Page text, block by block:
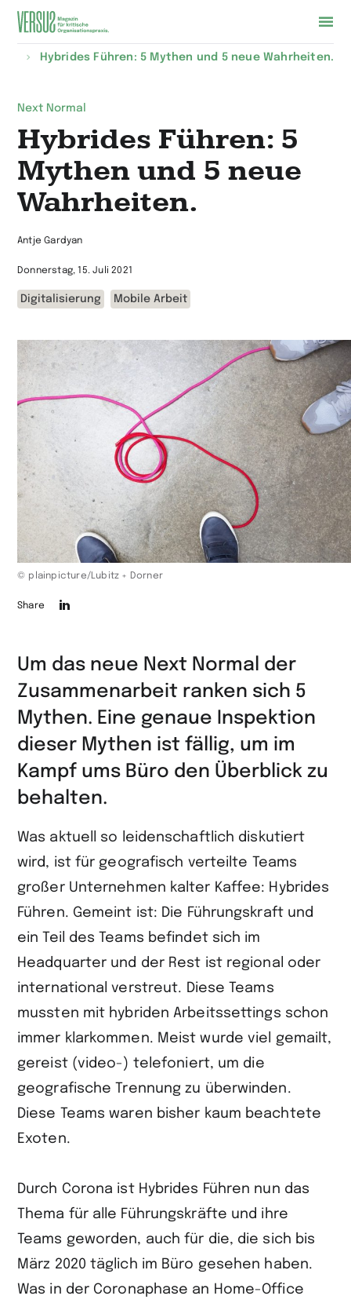
Zur
Hybrides Führen: 5 Mythen und 5 neue Wahrheiten.
Next Normal
Hybrides Führen: 5
Mythen und 5 neue
Wahrheiten.
Antje Gardyan
Donnerstag, 15. Juli 2021
Digitalisierung Mobile Arbeit
© plainpicture/Lubitz + Dorner
auf
teilen
Share
Um das neue Next Normal der
Zusammenarbeit ranken sich 5
Mythen. Eine genaue Inspektion
dieser Mythen ist fällig, um im
Kampf ums Büro den Überblick zu
behalten.
Was aktuell so leidenschaftlich diskutiert
wird, ist für geografisch verteilte Teams
großer Unternehmen kalter Kaffee: Hybrides
Führen. Gemeint ist: Die Führungskraft und
ein Teil des Teams befindet sich im
Headquarter und der Rest ist regional oder
international verstreut. Diese Teams
mussten mit hybriden Arbeitssettings schon
immer klarkommen. Meist wurde viel gemailt,
gereist (video-) telefoniert, um die
geografische Trennung zu überwinden.
Diese Teams waren bisher kaum beachtete
Exoten.
Durch Corona ist Hybrides Führen nun das
Thema für alle Führungskräfte und ihre
Teams geworden, auch für die, die sich bis
März 2020 täglich im Büro gesehen haben.
Was in der Coronaphase an Home-Office